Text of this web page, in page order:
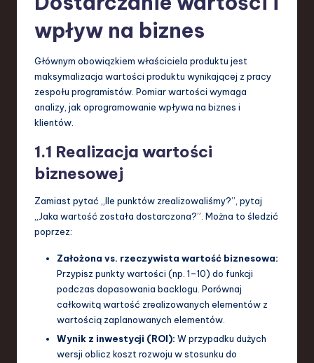
wpływ na biznes
Głównym obowiązkiem właściciela produktu jest
maksymalizacja wartości produktu wynikającej z pracy
zespołu programistów. Pomiar wartości wymaga
analizy, jak oprogramowanie wpływa na biznes i
klientów.
1.1 Realizacja wartości
biznesowej
Zamiast pytać „Ile punktów zrealizowaliśmy?”, pytaj
„Jaka wartość została dostarczona?”. Można to śledzić
poprzez:
Założona vs. rzeczywista wartość biznesowa:
Przypisz punkty wartości (np. 1–10) do funkcji
podczas dopasowania backlogu. Porównaj
całkowitą wartość zrealizowanych elementów z
wartością zaplanowanych elementów.
Wynik z inwestycji (ROI): W przypadku dużych
wersji oblicz koszt rozwoju w stosunku do